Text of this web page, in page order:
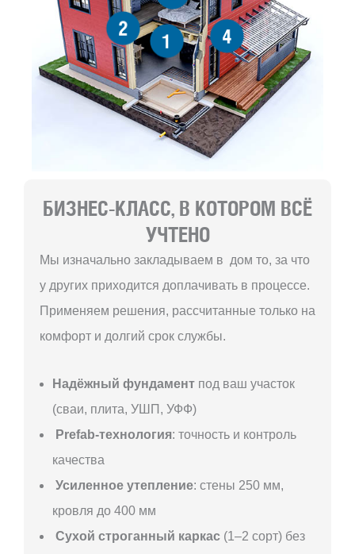
1
2 4
БИЗНЕС-КЛАСС, В КОТОРОМ ВСЁ
УЧТЕНО
Мы изначально закладываем в дом то, за что
у других приходится доплачивать в процессе.
Применяем решения, рассчитанные только на
комфорт и долгий срок службы.
Надёжный фундамент под ваш участок
(сваи, плита, УШП, УФФ)
Prefab-технология: точность и контроль
качества
Усиленное утепление: стены 250 мм,
кровля до 400 мм
Сухой строганный каркас (1–2 сорт) без